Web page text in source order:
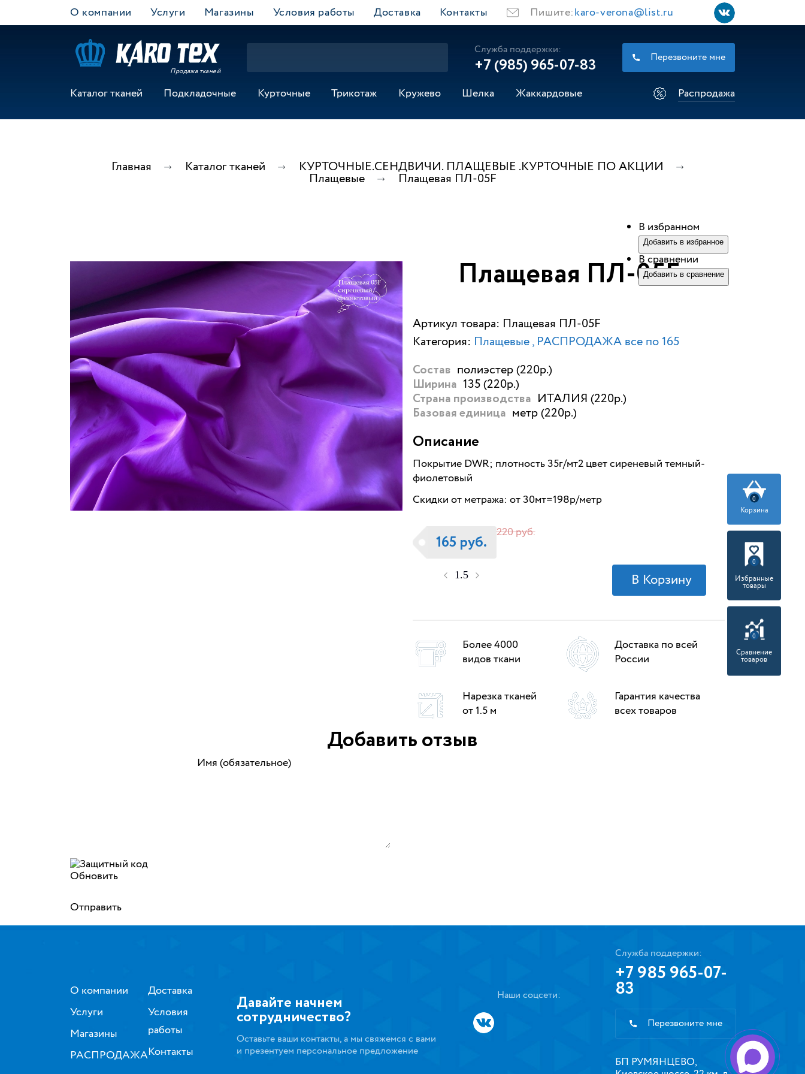
О компании Услуги Магазины Условия работы Доставка Контакты Пишите:karo-verona@list.ru
Продажа тканей
Служба поддержки:
+7 (985) 965-07-83
Перезвоните мне
Каталог тканей Подкладочные Курточные Трикотаж Кружево Шелка Жаккардовые Распродажа
Главная Каталог тканей КУРТОЧНЫЕ.СЕНДВИЧИ. ПЛАЩЕВЫЕ .КУРТОЧНЫЕ ПО АКЦИИ
Плащевые Плащевая ПЛ-05F
Плащевая ПЛ-05F
Артикул товара: Плащевая ПЛ-05F
Категория: Плащевые РАСПРОДАЖА все по 165
Состав полиэстер (220р.)
Ширина 135 (220р.)
Страна производства ИТАЛИЯ (220р.)
Базовая единица метр (220р.)
Описание
Покрытие DWR; плотность 35г/мт2 цвет сиреневый темный-
фиолетовый
Скидки от метража: от 30мт=198р/метр
220 руб.
165 руб.
В избранном
Добавить в избранное
В сравнении
Добавить в сравнение
Более 4000
видов ткани
Доставка по всей
России
Нарезка тканей
от 1.5 м
Гарантия качества
всех товаров
Добавить отзыв
Имя (обязательное)
Обновить
Отправить
0
Корзина
0
Избранные
товары
0
Сравнение
товаров
О компании
Услуги
Магазины
РАСПРОДАЖА
Доставка
Условия
работы
Контакты
Давайте начнем
сотрудничество?
Оставьте ваши контакты, а мы свяжемся с вами
и презентуем персональное предложение
Наши соцсети:
Служба поддержки:
+7 985 965-07-
83
Перезвоните мне
БП РУМЯНЦЕВО,